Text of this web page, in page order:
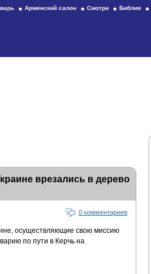
Армянский салон Смотри Библия
врезались в дерево
0 комментариев
осуществляющие свою миссию
по пути в Керчь на